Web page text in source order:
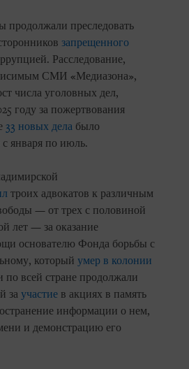
продолжали преследовать
запрещенного
Расследование,
СМИ «Медиазона»,
числа уголовных дел,
году за пожертвования
33 новых дела было
с января по июль.
троих адвокатов к различным
— от трех с половиной
лет — за оказание
основателю Фонда борьбы с
который умер в колонии
по всей стране продолжали
за участие в акциях в память
информации о нем,
и демонстрацию его